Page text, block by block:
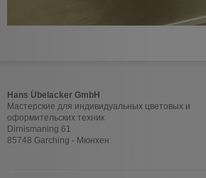
Hans Übelacker GmbH
Мастерские для индивидуальных цветовых и
оформительских техник
Dirnismaning 61
85748 Garching - Мюнхен